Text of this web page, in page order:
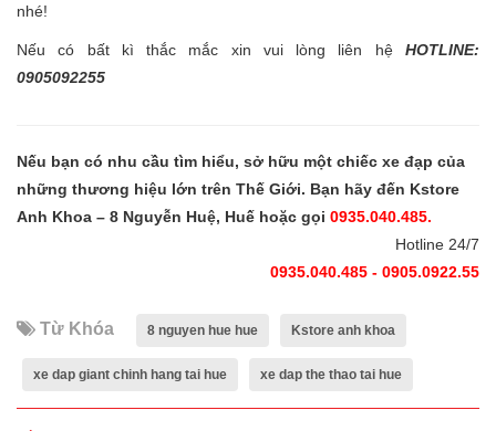
nhé!
Nếu có bất kì thắc mắc xin vui lòng liên hệ HOTLINE:
0905092255
Nếu bạn có nhu cầu tìm hiểu, sở hữu một chiếc xe đạp của
những thương hiệu lớn trên Thế Giới. Bạn hãy đến Kstore
Anh Khoa – 8 Nguyễn Huệ, Huế hoặc gọi 0935.040.485.
Hotline 24/7
0935.040.485 - 0905.0922.55
Từ Khóa 8 nguyen hue hue Kstore anh khoa
xe dap giant chinh hang tai hue xe dap the thao tai hue